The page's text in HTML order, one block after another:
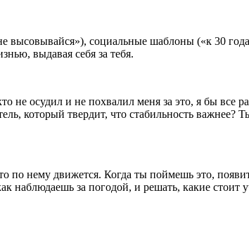
высовывайся»), социальные шаблоны («к 30
выдавая себя за тебя.
осудил и не похвалил меня за это, я бы все
который твердит, что стабильность важнее?
нему движется. Когда ты поймешь это,
наблюдаешь за погодой, и решать, какие стоит